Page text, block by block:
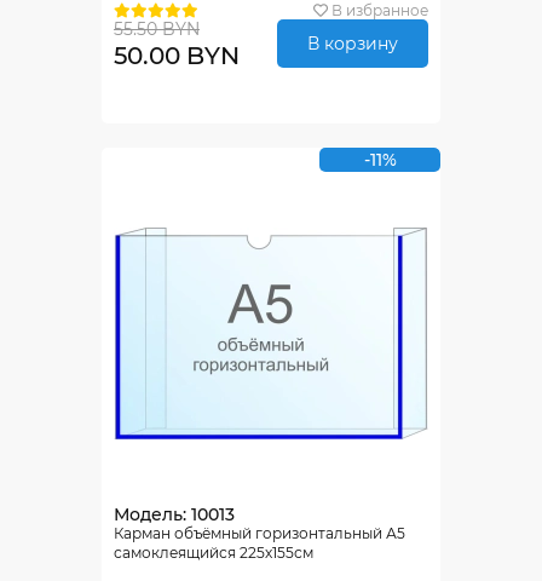
В избранное
55.50 BYN
50.00 BYN В корзину
-11%
Модель: 10013
Карман объёмный горизонтальный А5
самоклеящийся 225х155см